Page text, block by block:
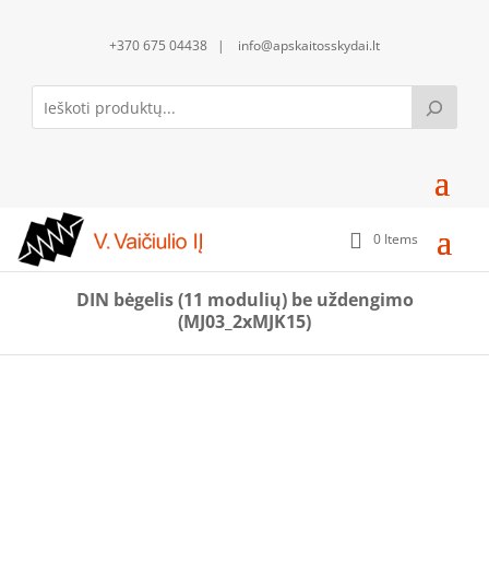
+370 675 04438 | info@apskaitosskydai.lt
0 Items
DIN bėgelis (11 modulių) be uždengimo
(MJ03_2xMJK15)